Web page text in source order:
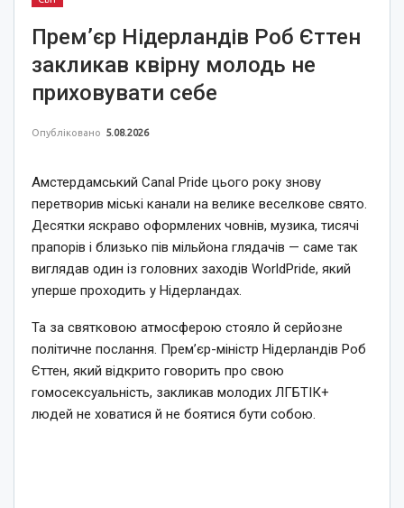
Прем’єр Нідерландів Роб Єттен
закликав квірну молодь не
приховувати себе
Опубліковано 5.08.2026
Амстердамський Canal Pride цього року знову
перетворив міські канали на велике веселкове свято.
Десятки яскраво оформлених човнів, музика, тисячі
прапорів і близько пів мільйона глядачів — саме так
виглядав один із головних заходів WorldPride, який
уперше проходить у Нідерландах.
Та за святковою атмосферою стояло й серйозне
політичне послання. Прем’єр-міністр Нідерландів Роб
Єттен, який відкрито говорить про свою
гомосексуальність, закликав молодих ЛГБТІК+
людей не ховатися й не боятися бути собою.